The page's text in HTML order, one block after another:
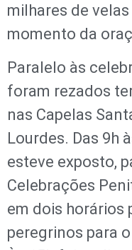
milhares de
momento da
Paralelo às
foram rezados
nas Capelas
Lourdes. Das 9h
esteve exposto,
Celebrações
em dois horários
peregrinos para